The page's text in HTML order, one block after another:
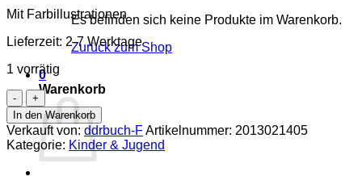
Es befinden sich keine Produkte im Warenkorb.
Zurück zum Shop
0
Warenkorb
Mit Farbillustrationen
Lieferzeit: 2-7 Werktage
1 vorrätig
Das
Mädchen
mit
der
Katze
Menge
In den Warenkorb
Verkauft von: ddrbuch-FArtikelnummer: 2013021405
Kategorie: Kinder & Jugend